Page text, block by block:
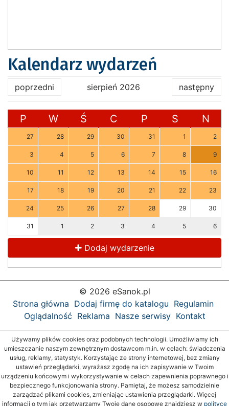
Kalendarz wydarzeń
poprzedni sierpień 2026 następny
P W Ś C P S N
27 28 29 30 31 1 2
3 4 5 6 7 8 9
10 11 12 13 14 15 16
17 18 19 20 21 22 23
24 25 26 27 28 29 30
31 1 2 3 4 5 6
Dodaj wydarzenie
© 2026 eSanok.pl
Strona główna Dodaj firmę do katalogu Regulamin
Oglądalność Reklama Nasze serwisy Kontakt
Używamy plików cookies oraz podobnych technologii. Umożliwiamy ich
umieszczanie naszym zewnętrznym dostawcom m.in. w celach: świadczenia
usług, reklamy, statystyk. Korzystając ze strony internetowej, bez zmiany
ustawień przeglądarki, wyrażasz zgodę na ich zapisywanie w Twoim
urządzeniu końcowym i wykorzystywanie w celach zapewnienia poprawnego i
bezpiecznego funkcjonowania strony. Pamiętaj, że możesz samodzielnie
zarządzać plikami cookies, zmieniając ustawienia przeglądarki. Więcej
informacji o tym jak przetwarzamy Twoje dane osobowe znajdziesz w polityce